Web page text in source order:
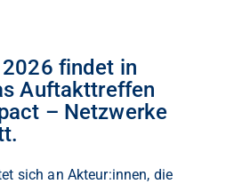
findet in
Auftakttreffen
– Netzwerke
sich an Akteur:innen, die